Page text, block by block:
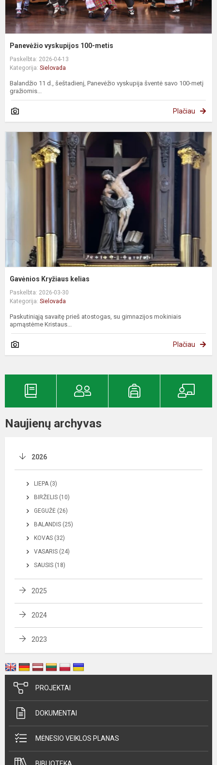
Panevėžio vyskupijos 100-metis
Paskelbta: 2026-04-13
Kategorija: Sielovada
Balandžio 11 d., šeštadienį, Panevėžio vyskupija šventė savo 100-metį
gražiomis...
Plačiau
Gavėnios Kryžiaus kelias
Paskelbta: 2026-03-30
Kategorija: Sielovada
Paskutiniąją savaitę prieš atostogas, su gimnazijos mokiniais
apmąstėme Kristaus...
Plačiau
Naujienų archyvas
2026
LIEPA (3)
BIRŽELIS (10)
GEGUŽĖ (26)
BALANDIS (25)
KOVAS (32)
VASARIS (24)
SAUSIS (18)
2025
2024
2023
PROJEKTAI
DOKUMENTAI
MĖNESIO VEIKLOS PLANAS
BIBLIOTEKA